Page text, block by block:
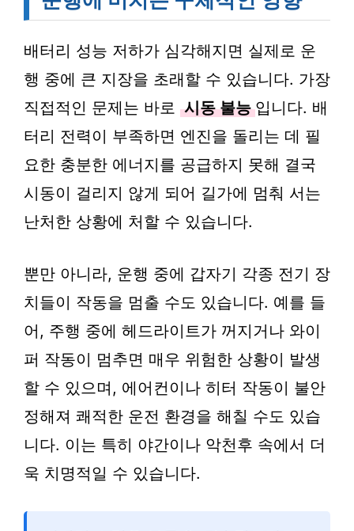
배터리 성능 저하가 심각해지면 실제로 운
행 중에 큰 지장을 초래할 수 있습니다. 가장
직접적인 문제는 바로 시동 불능 입니다. 배
터리 전력이 부족하면 엔진을 돌리는 데 필
요한 충분한 에너지를 공급하지 못해 결국
시동이 걸리지 않게 되어 길가에 멈춰 서는
난처한 상황에 처할 수 있습니다.
뿐만 아니라, 운행 중에 갑자기 각종 전기 장
치들이 작동을 멈출 수도 있습니다. 예를 들
어, 주행 중에 헤드라이트가 꺼지거나 와이
퍼 작동이 멈추면 매우 위험한 상황이 발생
할 수 있으며, 에어컨이나 히터 작동이 불안
정해져 쾌적한 운전 환경을 해칠 수도 있습
니다. 이는 특히 야간이나 악천후 속에서 더
욱 치명적일 수 있습니다.